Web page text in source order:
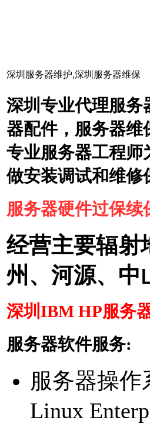
深圳服务器维护,深圳服务器维保
深圳专业代理服务
器配件，服务器
专业服务器工程师
做安装调试和维修
服务器硬件过保
经营主要辐射
州、河源、
深圳IBM HP服务
服务器软件服务:
服务器操作
Linux